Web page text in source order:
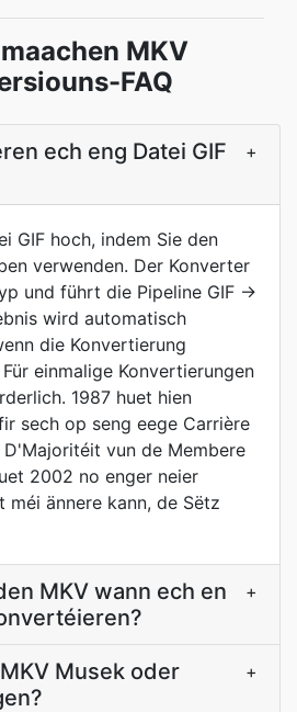
MKV
FAQ
ech eng Datei GIF
+
GIF hoch, indem Sie den
verwenden. Der Konverter
und führt die Pipeline GIF ->
wird automatisch
die Konvertierung
einmalige Konvertierungen
1987 huet hien
sech op seng eege Carrière
vun de Membere
2002 no enger neier
méi ännere kann, de Sëtz
MKV wann ech en
+
Musek oder
+